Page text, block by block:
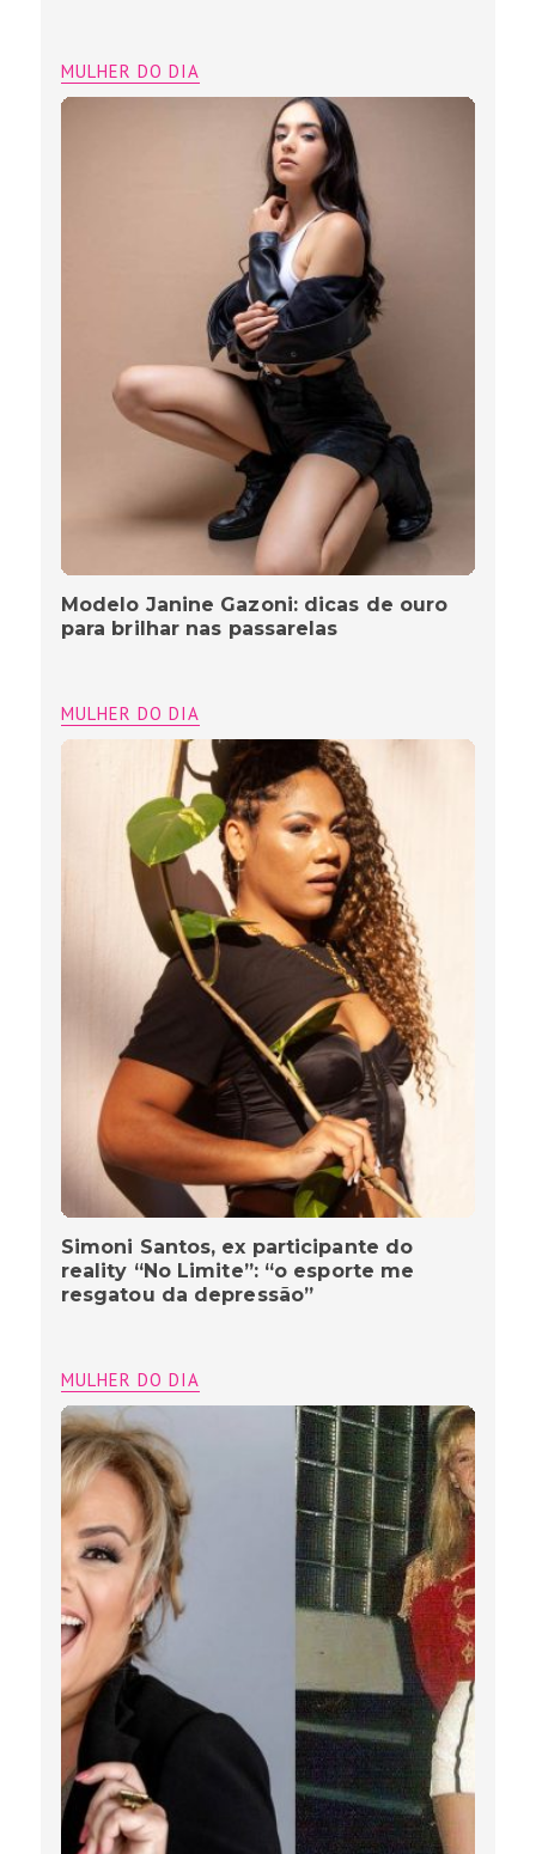
MULHER DO DIA
Modelo Janine Gazoni: dicas de ouro
para brilhar nas passarelas
MULHER DO DIA
Simoni Santos, ex participante do
reality “No Limite”: “o esporte me
resgatou da depressão”
MULHER DO DIA